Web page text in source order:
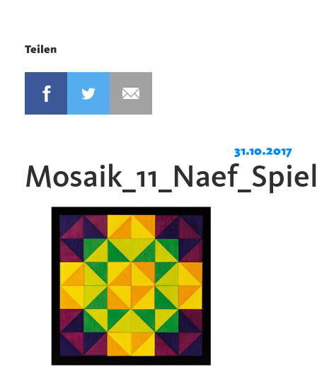
Teilen
31.10.2017